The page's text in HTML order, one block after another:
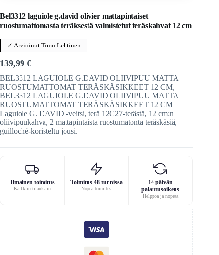
Bel3312 laguiole g.david olivier mattapintaiset
ruostumattomasta teräksestä valmistetut teräskahvat 12 cm
✓ Arvioinut Timo Lehtinen
139,99 €
BEL3312 LAGUIOLE G.DAVID OLIIVIPUU MATTA
RUOSTUMATTOMAT TERÄSKÄSIKKEET 12 CM,
BEL3312 LAGUIOLE G.DAVID OLIIVIPUU MATTA
RUOSTUMATTOMAT TERÄSKÄSIKKEET 12 CM
Laguiole G. DAVID -veitsi, terä 12C27-terästä, 12 cm:n
oliivipuukahva, 2 mattapintaista ruostumatonta teräskäsiä,
guilloché-koristeltu jousi.
Ilmainen toimitus
Kaikkiin tilauksiin
Toimitus 48 tunnissa
Nopea toimitus
14 päivän
palautusoikeus
Helppoa ja nopeaa